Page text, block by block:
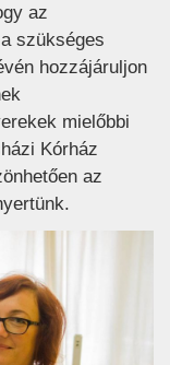
az
szükséges
hozzájáruljon
mielőbbi
Kórház
az